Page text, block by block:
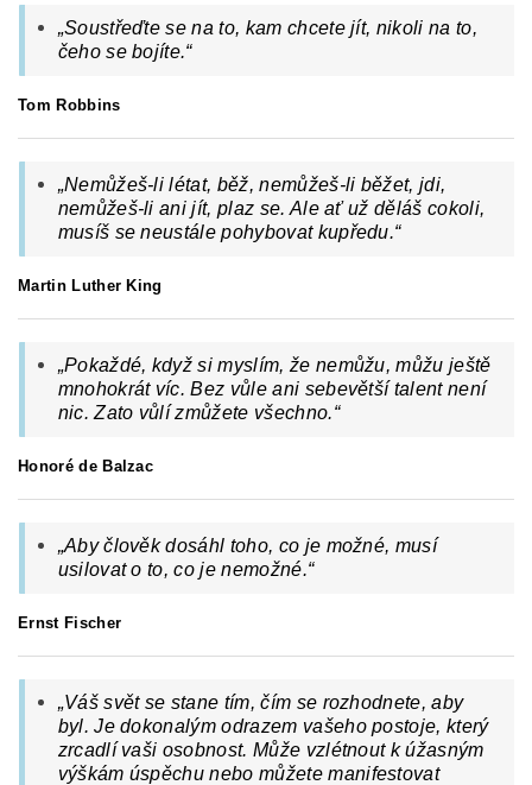
„Soustřeďte se na to, kam chcete jít, nikoli na to,
čeho se bojíte.“
Tom Robbins
„Nemůžeš-li létat, běž, nemůžeš-li běžet, jdi,
nemůžeš-li ani jít, plaz se. Ale ať už děláš cokoli,
musíš se neustále pohybovat kupředu.“
Martin Luther King
„Pokaždé, když si myslím, že nemůžu, můžu ještě
mnohokrát víc. Bez vůle ani sebevětší talent není
nic. Zato vůlí zmůžete všechno.“
Honoré de Balzac
„Aby člověk dosáhl toho, co je možné, musí
usilovat o to, co je nemožné.“
Ernst Fischer
„Váš svět se stane tím, čím se rozhodnete, aby
byl. Je dokonalým odrazem vašeho postoje, který
zrcadlí vaši osobnost. Může vzlétnout k úžasným
výškám úspěchu nebo můžete manifestovat